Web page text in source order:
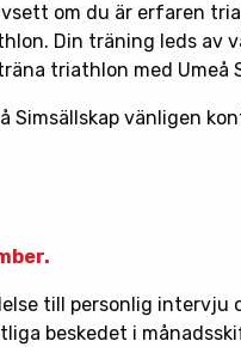
om du är erfaren
Din träning leds av
triathlon med Umeå
Simsällskap vänligen
till personlig intervju
beskedet i